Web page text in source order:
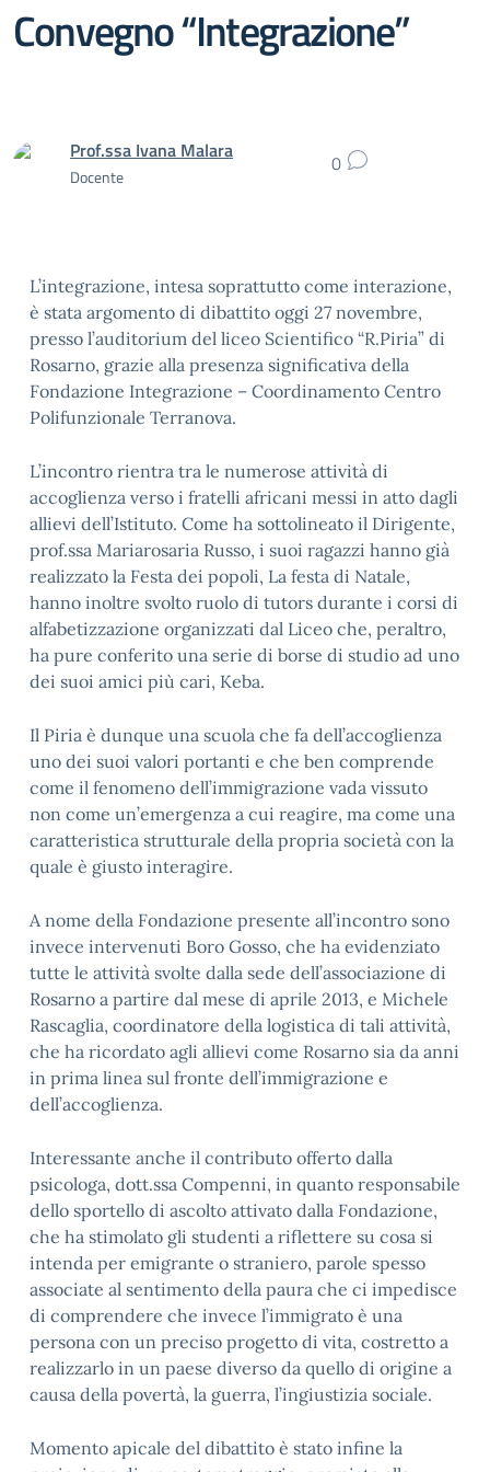
Convegno “Integrazione”
Prof.ssa Ivana Malara
Docente 0
L’integrazione, intesa soprattutto come interazione,
è stata argomento di dibattito oggi 27 novembre,
presso l’auditorium del liceo Scientifico “R.Piria” di
Rosarno, grazie alla presenza significativa della
Fondazione Integrazione – Coordinamento Centro
Polifunzionale Terranova.
L’incontro rientra tra le numerose attività di
accoglienza verso i fratelli africani messi in atto dagli
allievi dell’Istituto. Come ha sottolineato il Dirigente,
prof.ssa Mariarosaria Russo, i suoi ragazzi hanno già
realizzato la Festa dei popoli, La festa di Natale,
hanno inoltre svolto ruolo di tutors durante i corsi di
alfabetizzazione organizzati dal Liceo che, peraltro,
ha pure conferito una serie di borse di studio ad uno
dei suoi amici più cari, Keba.
Il Piria è dunque una scuola che fa dell’accoglienza
uno dei suoi valori portanti e che ben comprende
come il fenomeno dell’immigrazione vada vissuto
non come un’emergenza a cui reagire, ma come una
caratteristica strutturale della propria società con la
quale è giusto interagire.
A nome della Fondazione presente all’incontro sono
invece intervenuti Boro Gosso, che ha evidenziato
tutte le attività svolte dalla sede dell’associazione di
Rosarno a partire dal mese di aprile 2013, e Michele
Rascaglia, coordinatore della logistica di tali attività,
che ha ricordato agli allievi come Rosarno sia da anni
in prima linea sul fronte dell’immigrazione e
dell’accoglienza.
Interessante anche il contributo offerto dalla
psicologa, dott.ssa Compenni, in quanto responsabile
dello sportello di ascolto attivato dalla Fondazione,
che ha stimolato gli studenti a riflettere su cosa si
intenda per emigrante o straniero, parole spesso
associate al sentimento della paura che ci impedisce
di comprendere che invece l’immigrato è una
persona con un preciso progetto di vita, costretto a
realizzarlo in un paese diverso da quello di origine a
causa della povertà, la guerra, l’ingiustizia sociale.
Momento apicale del dibattito è stato infine la